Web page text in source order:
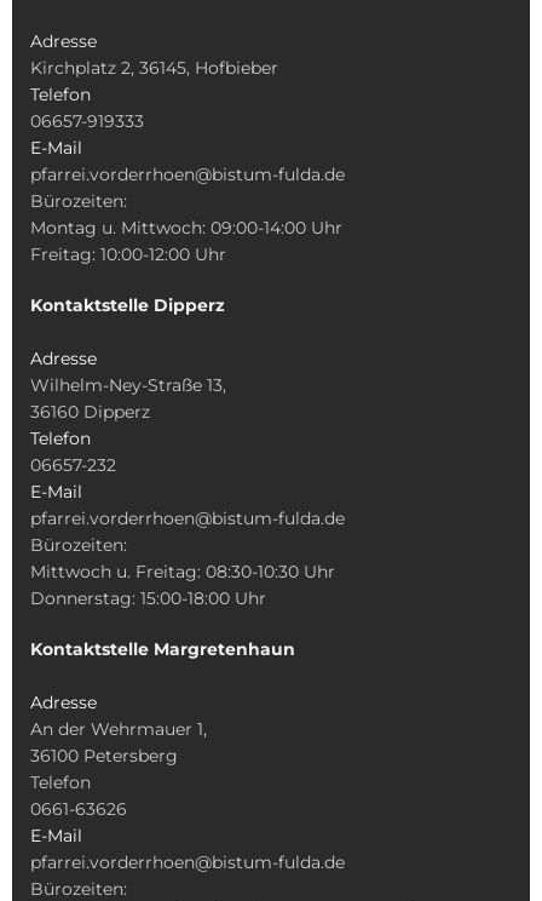
Adresse
Kirchplatz 2, 36145, Hofbieber
Telefon
06657-919333
E-Mail
pfarrei.vorderrhoen@bistum-fulda.de
Bürozeiten:
Montag u. Mittwoch: 09:00-14:00 Uhr
Freitag: 10:00-12:00 Uhr
Kontaktstelle Dipperz
Adresse
Wilhelm-Ney-Straße 13,
36160 Dipperz
Telefon
06657-232
E-Mail
pfarrei.vorderrhoen@bistum-fulda.de
Bürozeiten:
Mittwoch u. Freitag: 08:30-10:30 Uhr
Donnerstag: 15:00-18:00 Uhr
Kontaktstelle Margretenhaun
Adresse
An der Wehrmauer 1,
36100 Petersberg
Telefon
0661-63626
E-Mail
pfarrei.vorderrhoen@bistum-fulda.de
Bürozeiten: